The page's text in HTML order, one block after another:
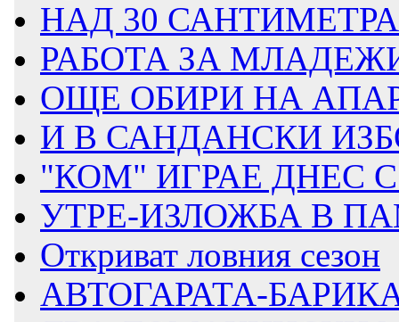
НАД 30
РАБОТА ЗА
ОЩЕ ОБИРИ НА
И В САНДАНСКИ
"КОМ" ИГРАЕ ДНЕС
УТРЕ-ИЗЛОЖБА В
Откриват ловния сезон
АВТОГАРАТА-